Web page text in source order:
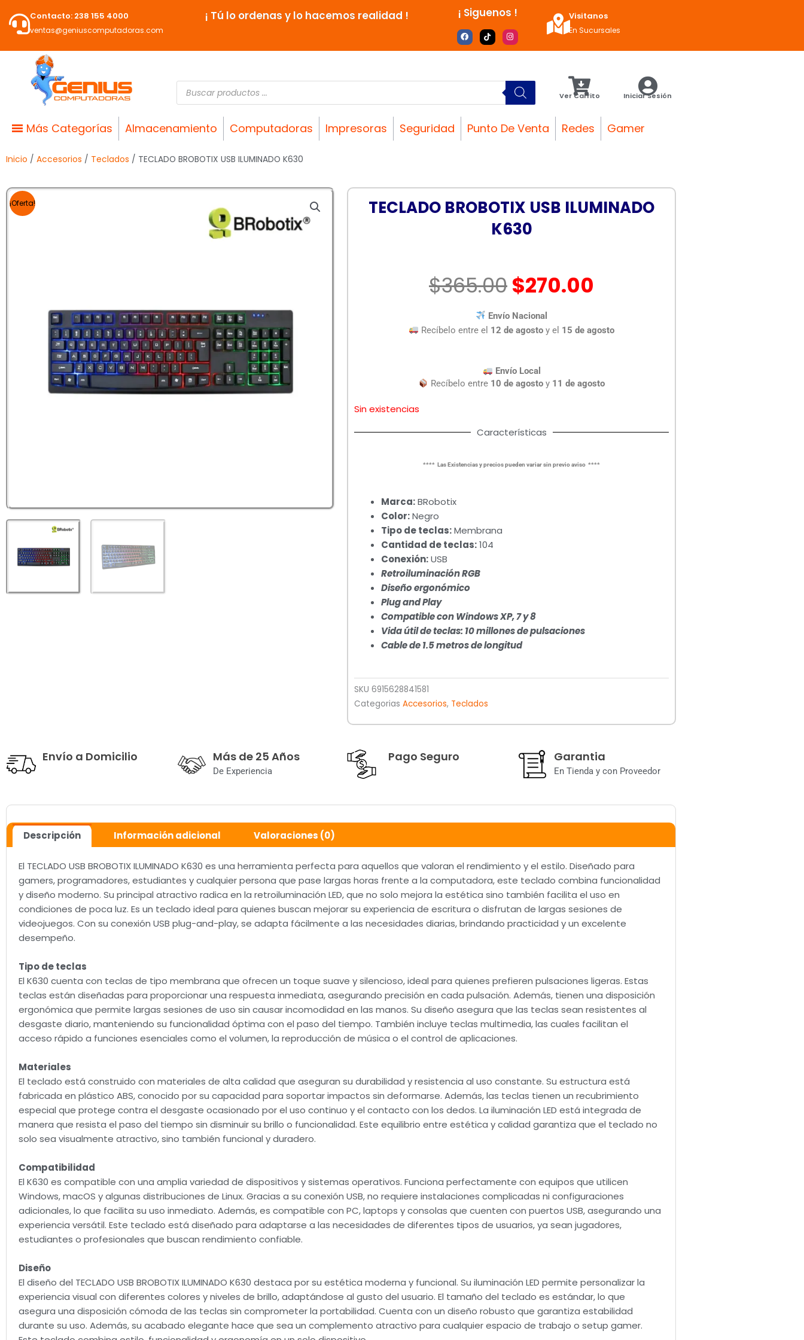
contenido
Contacto: 238 155 4000
ventas@geniuscomputadoras.com
¡ Tú lo ordenas y lo hacemos realidad ! ¡ Siguenos !
F
a
o
T
i
k
I
n
g
a
m
Visitanos
En Sucursales
Búsqueda
de
productos
Ver Carrito Iniciar Sesión
Más Categorías Almacenamiento Computadoras Impresoras Seguridad Punto De Venta Redes Gamer
Inicio / Accesorios / Teclados / TECLADO BROBOTIX USB ILUMINADO K630
¡Oferta!
TECLADO BROBOTIX USB ILUMINADO
K630
$365.00El
precio
original
era:
$365.00.
$270.00
es:
$270.00.
Envío Nacional
Recíbelo entre el 12 de agosto y el 15 de agosto
Envío Local
Recíbelo entre 10 de agosto y 11 de agosto
Sin existencias
Características
**** Las Existencias y precios pueden variar sin previo aviso ****
Marca:BRobotix
Color:Negro
Tipo de teclas:Membrana
Cantidad de teclas:104
Conexión:USB
Retroiluminación RGB
Diseño ergonómico
Plug and Play
Compatible con Windows XP, 7 y 8
Vida útil de teclas: 10 millones de pulsaciones
Cable de 1.5 metros de longitud
SKU 6915628841581
Categorias Accesorios, Teclados
Envío a Domicilio Más de 25 Años
De Experiencia
Pago Seguro Garantia
En Tienda y con Proveedor
Descripción Información adicional Valoraciones (0)
El TECLADO USB BROBOTIX ILUMINADO K630 es una herramienta perfecta para aquellos que valoran el rendimiento y el estilo. Diseñado para
gamers, programadores, estudiantes y cualquier persona que pase largas horas frente a la computadora, este teclado combina funcionalidad
y diseño moderno. Su principal atractivo radica en la retroiluminación LED, que no solo mejora la estética sino también facilita el uso en
condiciones de poca luz. Es un teclado ideal para quienes buscan mejorar su experiencia de escritura o disfrutan de largas sesiones de
videojuegos. Con su conexión USB plug-and-play, se adapta fácilmente a las necesidades diarias, brindando practicidad y un excelente
desempeño.
Tipo de teclas
El K630 cuenta con teclas de tipo membrana que ofrecen un toque suave y silencioso, ideal para quienes prefieren pulsaciones ligeras. Estas
teclas están diseñadas para proporcionar una respuesta inmediata, asegurando precisión en cada pulsación. Además, tienen una disposición
ergonómica que permite largas sesiones de uso sin causar incomodidad en las manos. Su diseño asegura que las teclas sean resistentes al
desgaste diario, manteniendo su funcionalidad óptima con el paso del tiempo. También incluye teclas multimedia, las cuales facilitan el
acceso rápido a funciones esenciales como el volumen, la reproducción de música o el control de aplicaciones.
Materiales
El teclado está construido con materiales de alta calidad que aseguran su durabilidad y resistencia al uso constante. Su estructura está
fabricada en plástico ABS, conocido por su capacidad para soportar impactos sin deformarse. Además, las teclas tienen un recubrimiento
especial que protege contra el desgaste ocasionado por el uso continuo y el contacto con los dedos. La iluminación LED está integrada de
manera que resista el paso del tiempo sin disminuir su brillo o funcionalidad. Este equilibrio entre estética y calidad garantiza que el teclado no
solo sea visualmente atractivo, sino también funcional y duradero.
Compatibilidad
El K630 es compatible con una amplia variedad de dispositivos y sistemas operativos. Funciona perfectamente con equipos que utilicen
Windows, macOS y algunas distribuciones de Linux. Gracias a su conexión USB, no requiere instalaciones complicadas ni configuraciones
adicionales, lo que facilita su uso inmediato. Además, es compatible con PC, laptops y consolas que cuenten con puertos USB, asegurando una
experiencia versátil. Este teclado está diseñado para adaptarse a las necesidades de diferentes tipos de usuarios, ya sean jugadores,
estudiantes o profesionales que buscan rendimiento confiable.
Diseño
El diseño del TECLADO USB BROBOTIX ILUMINADO K630 destaca por su estética moderna y funcional. Su iluminación LED permite personalizar la
experiencia visual con diferentes colores y niveles de brillo, adaptándose al gusto del usuario. El tamaño del teclado es estándar, lo que
asegura una disposición cómoda de las teclas sin comprometer la portabilidad. Cuenta con un diseño robusto que garantiza estabilidad
durante su uso. Además, su acabado elegante hace que sea un complemento atractivo para cualquier espacio de trabajo o setup gamer.